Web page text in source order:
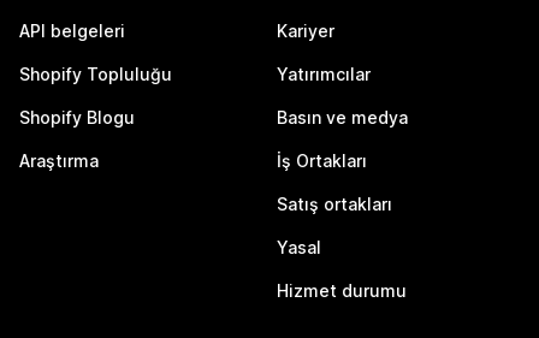
API belgeleri
Shopify Topluluğu
Shopify Blogu
Araştırma
Kariyer
Yatırımcılar
Basın ve medya
İş Ortakları
Satış ortakları
Yasal
Hizmet durumu